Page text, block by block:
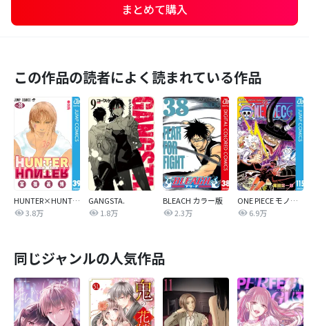
まとめて購入
この作品の読者によく読まれている作品
HUNTER×HUNTER モノクロ版
3.8万
GANGSTA.
1.8万
BLEACH カラー版
2.3万
ONE PIECE モノクロ版
6.9万
同じジャンルの人気作品